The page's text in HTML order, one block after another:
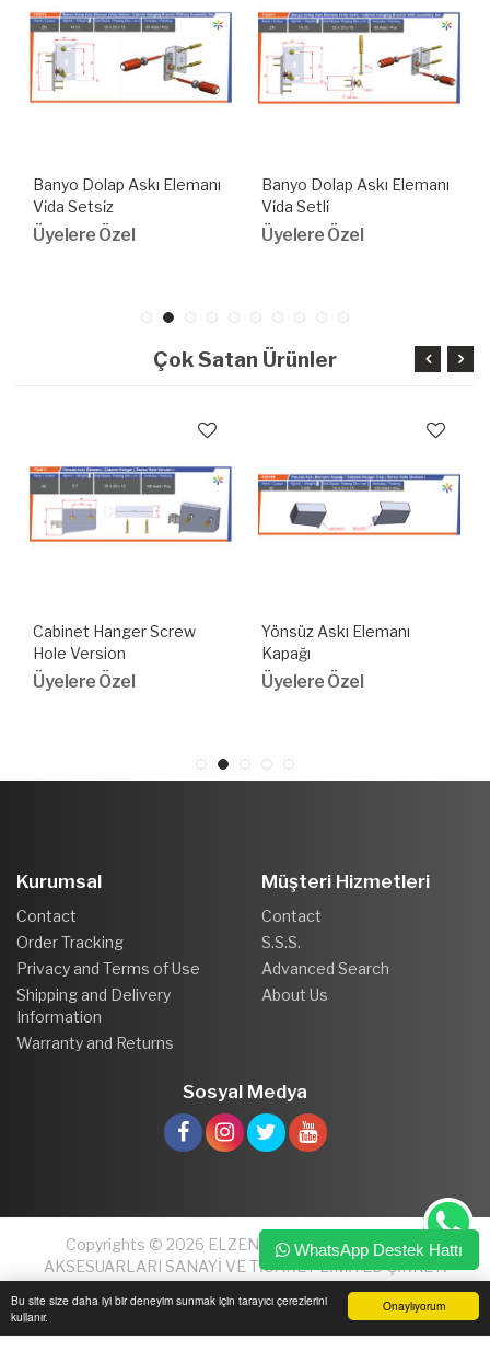
Onaylıyorum
Bu site size daha iyi bir deneyim sunmak için tarayıcı çerezlerini
kullanır.
Banyo Dolap Askı Elemanı
Vi̇da Setsi̇z
Üyelere Özel
Banyo Dolap Askı Elemanı
Vi̇da Setli̇
Üyelere Özel
Çok Satan Ürünler
Cabinet Hanger Screw
Hole Version
Üyelere Özel
Yönsüz Askı Elemanı
Kapağı
Üyelere Özel
Kurumsal
Contact
Order Tracking
Privacy and Terms of Use
Shipping and Delivery
Information
Warranty and Returns
Müşteri Hizmetleri
Contact
S.S.S.
Advanced Search
About Us
Sosyal Medya
Copyrights © 2026 ELZEN PLASTİK VE MOBİLYA
AKSESUARLARI SANAYİ VE TİCARET LİMİTED ŞİRKETİ
Ana Sayfa Sipariş Takibi İletişim
WhatsApp Destek Hattı